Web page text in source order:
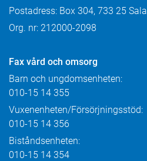
Postadress: Box 304, 733 25 Sala
Org. nr: 212000-2098
Fax vård och omsorg
Barn och ungdomsenheten:
010-15 14 355
Vuxenenheten/Försörjningsstöd:
010-15 14 356
Biståndsenheten:
010-15 14 354